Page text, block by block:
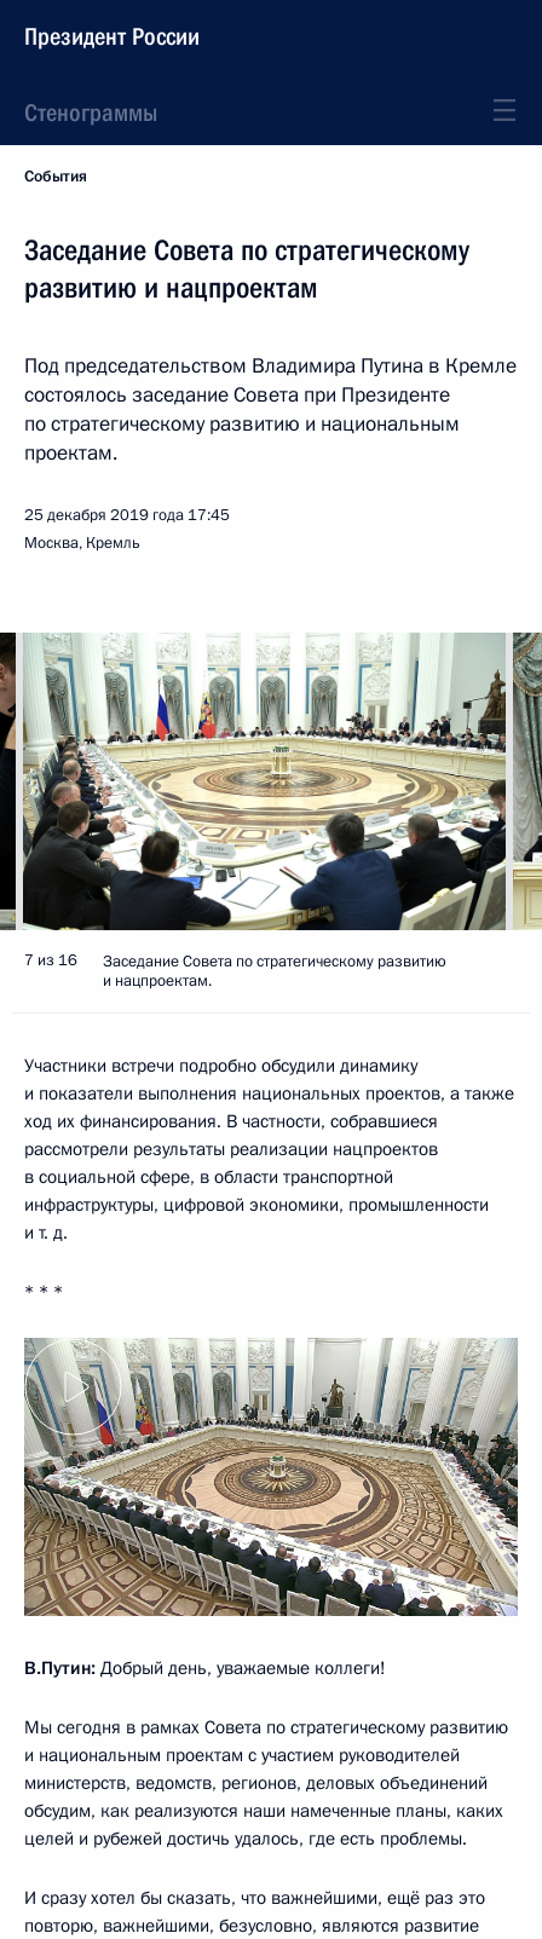
Президент России
Стенограммы
События
Заседание Совета по стратегическому
развитию и нацпроектам
Под председательством Владимира Путина в Кремле
состоялось заседание Совета при Президенте
по стратегическому развитию и национальным
проектам.
25 декабря 2019 года 17:45
Москва, Кремль
7 из 16
Заседание Совета по стратегическому развитию
и нацпроектам.
Участники встречи подробно обсудили динамику
и показатели выполнения национальных проектов, а также
ход их финансирования. В частности, собравшиеся
рассмотрели результаты реализации нацпроектов
в социальной сфере, в области транспортной
инфраструктуры, цифровой экономики, промышленности
и т. д.
* * *
В.Путин: Добрый день, уважаемые коллеги!
Мы сегодня в рамках Совета по стратегическому развитию
и национальным проектам с участием руководителей
министерств, ведомств, регионов, деловых объединений
обсудим, как реализуются наши намеченные планы, каких
целей и рубежей достичь удалось, где есть проблемы.
И сразу хотел бы сказать, что важнейшими, ещё раз это
повторю, важнейшими, безусловно, являются развитие